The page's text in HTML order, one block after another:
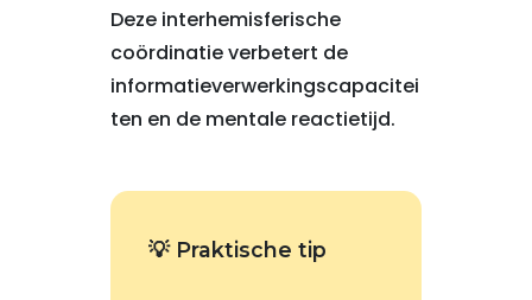
Deze interhemisferische
coördinatie verbetert de
informatieverwerkingscapacitei
ten en de mentale reactietijd.
💡 Praktische tip